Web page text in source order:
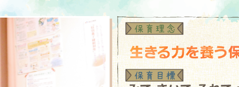
子育て支援センター